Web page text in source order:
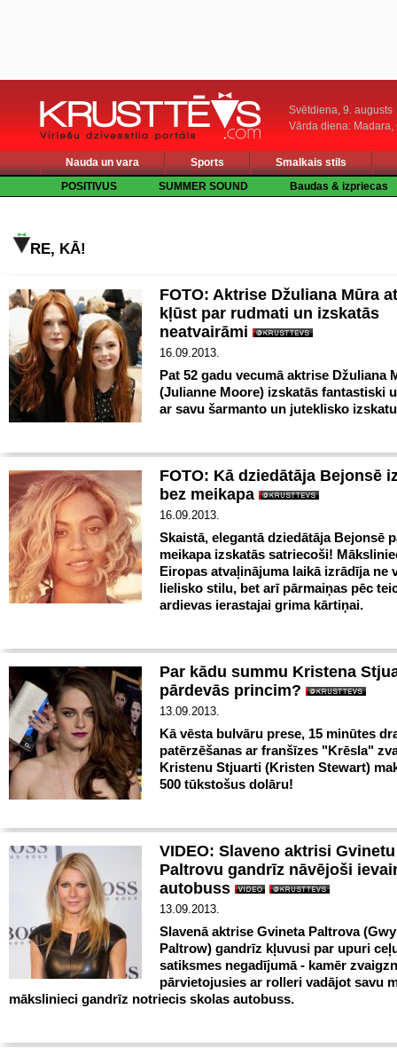
Svētdiena, 9. augusts
Vārda diena: Madara,
Nauda un vara Sports
Smalkais stils
POSITIVUS
SUMMER SOUND Baudas & izpriecas
RE, KĀ!
FOTO: Aktrise Džuliana Mūra
kļūst par rudmati un izskatās
neatvairāmi
16.09.2013.
Pat 52 gadu vecumā aktrise Džuliana
(Julianne Moore) izskatās fantastiski
ar savu šarmanto un juteklisko
FOTO: Kā dziedātāja Bejonsē
bez meikapa
16.09.2013.
Skaistā, elegantā dziedātāja Bejonsē
meikapa izskatās satriecoši!
Eiropas atvaļinājuma laikā izrādīja ne
lielisko stilu, bet arī pārmaiņas pēc
ardievas ierastajai grima kārtiņai.
Par kādu summu Kristena
pārdevās princim?
13.09.2013.
Kā vēsta bulvāru prese, 15 minūtes
patērzēšanas ar franšīzes "Krēsla"
Kristenu Stjuarti (Kristen Stewart)
500 tūkstošus dolāru!
VIDEO: Slaveno aktrisi Gvinetu
Paltrovu gandrīz nāvējoši
autobuss
13.09.2013.
Slavenā aktrise Gvineta Paltrova
Paltrow) gandrīz kļuvusi par upuri
satiksmes negadījumā - kamēr
pārvietojusies ar rolleri vadājot savu
mākslinieci gandrīz notriecis skolas autobuss.